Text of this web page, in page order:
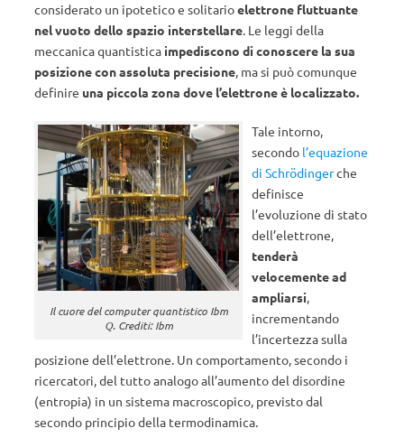
considerato un ipotetico e solitarioelettrone fluttuante
nel vuoto dello spazio interstellare. Le leggi della
meccanica quantistica impediscono di conoscere la sua
posizione con assoluta precisione, ma si può comunque
definire una piccola zona dove l’elettrone è localizzato.
Il cuore del computer quantistico Ibm
Q. Crediti: Ibm
Tale intorno,
secondo l’equazione
di Schrödingerche
definisce
l’evoluzione di stato
dell’elettrone,
tenderà
velocemente ad
ampliarsi,
incrementando
l’incertezza sulla
posizione dell’elettrone. Un comportamento, secondo i
ricercatori, del tutto analogo all’aumento del disordine
(entropia) in un sistema macroscopico, previsto dal
secondo principio della termodinamica.